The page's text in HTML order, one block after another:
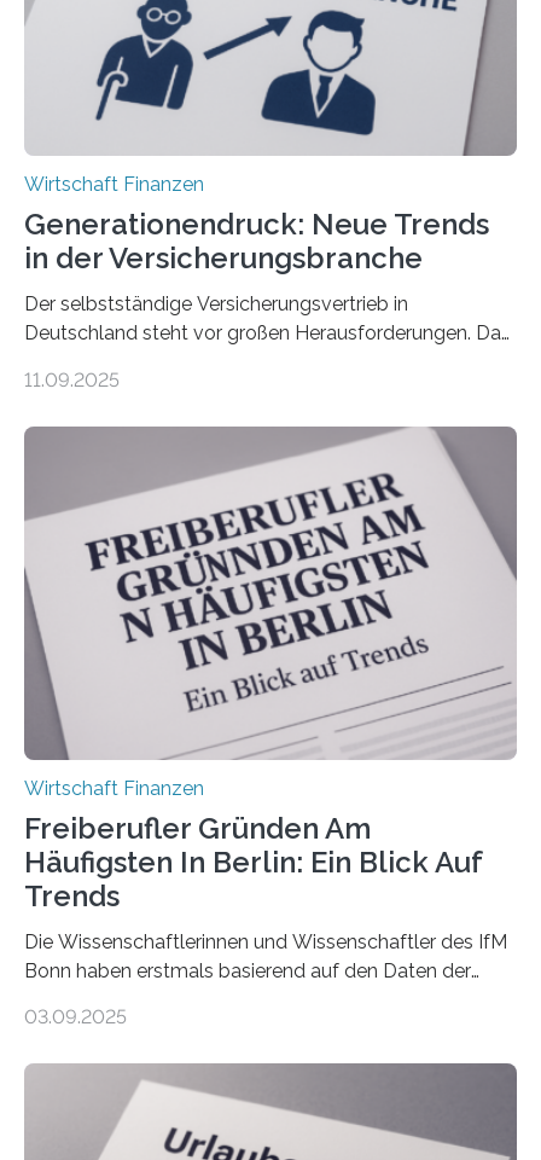
Wirtschaft Finanzen
Generationendruck: Neue Trends
in der Versicherungsbranche
Der selbstständige Versicherungsvertrieb in
Deutschland steht vor großen Herausforderungen. Das
Dr. Matthias Beenken und Prof. Dr. Lukas Linnenbrink
Bundesverbands Deutscher Versicherungskaufleute e.V.
durchgeführt haben. Die Studie basiert auf den
Antworten von 1.440 selbstständigen
Versicherungsvertreter*innen und -makler*innen. Ein
Ergebnis: Deutlich mehr als die Hälfte der Befragten ist
über 50 Jahre alt und wird in den nächsten Jahren eine
Nachfolgeregelung benötigen. Aber nur ein Drittel hat
bereits Regelungen…
11.09.2025
Wirtschaft Finanzen
Freiberufler Gründen Am
Häufigsten In Berlin: Ein Blick Auf
Trends
Die Wissenschaftlerinnen und Wissenschaftler des IfM
Bonn haben erstmals basierend auf den Daten der
Landkreise mit den meisten Gründungen von
ist demnach Berlin. Betrachtet man nur die Gründungen
der Freiberuflerinnen, so liegt Leipzig an der Spitze. In
Berlin starteten in 2024 die meisten Personen in eine
03.09.2025